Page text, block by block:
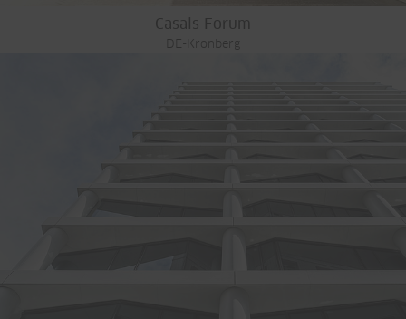
Casals Forum
DE-Kronberg